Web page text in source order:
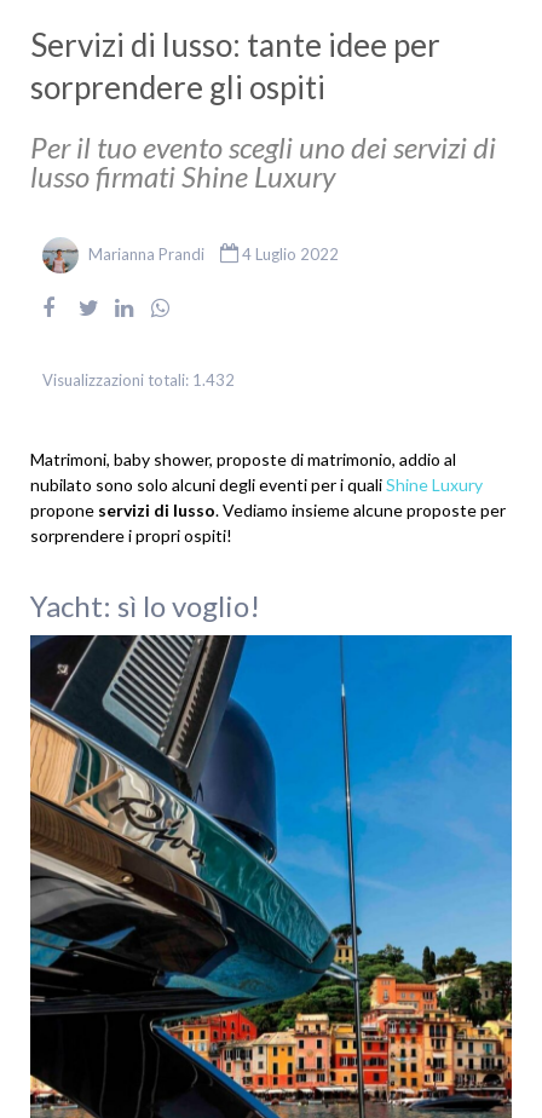
Servizi di lusso: tante idee per
sorprendere gli ospiti
Per il tuo evento scegli uno dei servizi di
lusso firmati Shine Luxury
Marianna Prandi 4 Luglio 2022
Visualizzazioni totali: 1.432
Matrimoni, baby shower, proposte di matrimonio, addio al
nubilato sono solo alcuni degli eventi per i qualiShine Luxury
propone servizi di lusso. Vediamo insieme alcune proposte per
sorprendere i propri ospiti!
Yacht: sì lo voglio!